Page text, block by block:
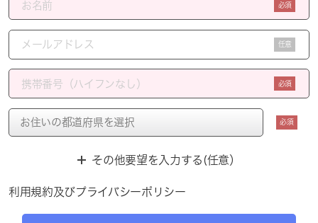
必須
任意
必須
必須
その他要望を入力する(任意）
利用規約及びプライバシーポリシー